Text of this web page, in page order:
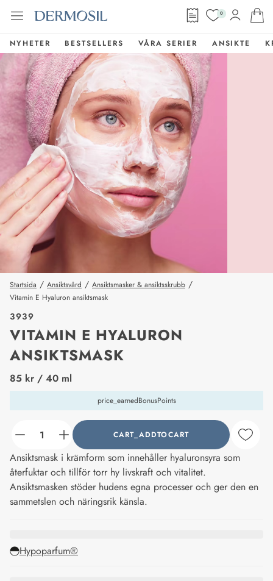
0
NYHETER BESTSELLERS VÅRA SERIER ANSIKTE
Startsida / Ansiktsvård / Ansiktsmasker & ansiktsskrubb /
Vitamin E Hyaluron ansiktsmask
3939
VITAMIN E HYALURON
ANSIKTSMASK
price_label
85 kr / 40 ml
price_earnedBonusPoints
counter_current CART_ADDTOCART
Ansiktsmask i krämform som innehåller hyaluronsyra som
återfuktar och tillför torr hy livskraft och vitalitet.
Ansiktsmasken stöder hudens egna processer och ger den en
sammetslen och näringsrik känsla.
Hypoparfum®